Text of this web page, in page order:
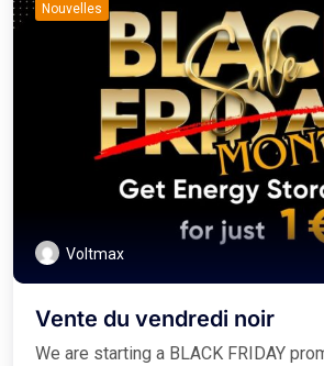
Nouvelles
Voltmax
Vente du vendredi noir
We are starting a BLACK FRIDAY